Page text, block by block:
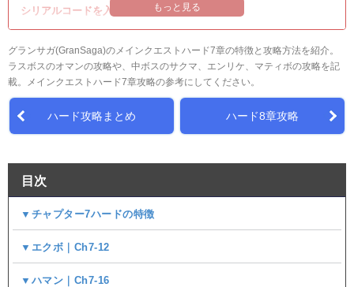
シリアルコードを入れて豪華アイテムを入手！
もっと見る
グランサガ(GranSaga)のメインクエストハード7章の特徴と攻略方法を紹介。
ラスボスのオマンの攻略や、中ボスのサクマ、エンリケ、マティボの攻略を記
載。メインクエストハード7章攻略の参考にしてください。
ハード攻略まとめ ハード8章攻略
目次
▼チャプター7ハードの特徴
▼エクボ｜Ch7-12
▼ハマン｜Ch7-16